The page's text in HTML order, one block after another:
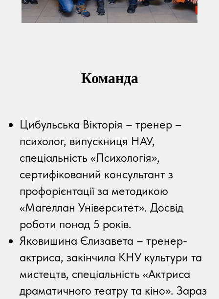
Команда
Цибульська Вікторія – тренер –
психолог, випускниця НАУ,
спеціальність «Психологія»,
сертифікований консультант з
профорієнтації за методикою
«Магеллан Університет». Досвід
роботи понад 5 років.
Яковишина Єлизавета – тренер-
актриса, закінчила КНУ культури та
мистецтв, спеціальність «Актриса
драматичного театру та кіно». Зараз